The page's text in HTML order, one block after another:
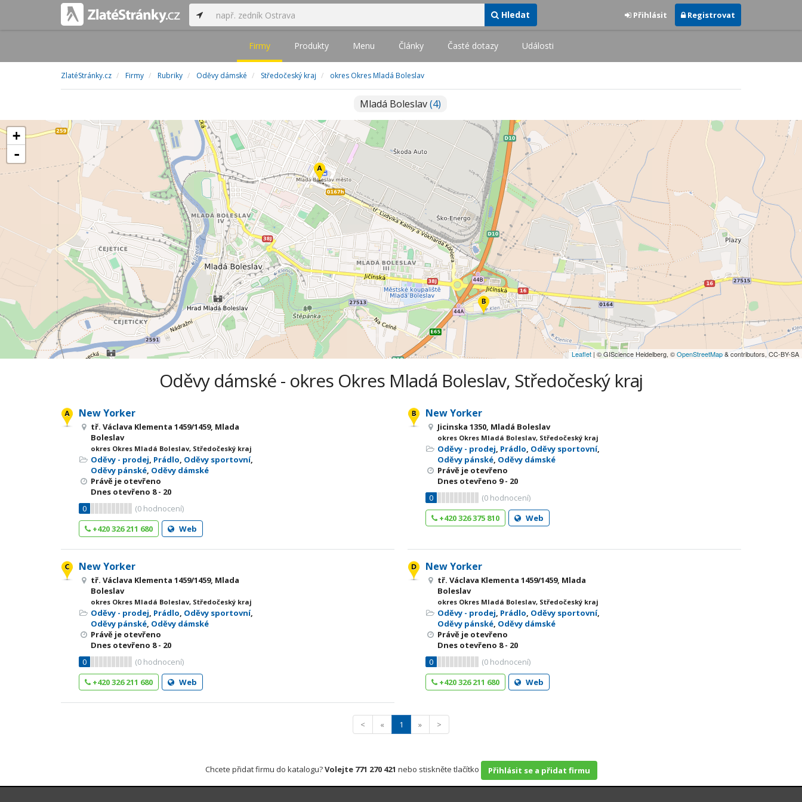
Hledat Přihlásit Registrovat
Firmy Produkty Menu Články Časté dotazy Události
ZlatéStránky.cz Firmy Rubriky Oděvy dámské Středočeský kraj okres Okres Mladá Boleslav
Mladá Boleslav(4)
+
-
Leaflet | © GIScience Heidelberg, ©OpenStreetMap& contributors, CC-BY-SA
Oděvy dámské - okres Okres Mladá Boleslav, Středočeský kraj
New Yorker
tř. Václava Klementa 1459/1459, Mlada
Boleslav
okres Okres Mladá Boleslav, Středočeský kraj
Oděvy - prodej, Prádlo, Oděvy sportovní,
Oděvy pánské, Oděvy dámské
Právě je otevřeno
Dnes otevřeno 8 - 20
0
(0 hodnocení)
+420 326 211 680
Web
New Yorker
Jicinska 1350, Mladá Boleslav
okres Okres Mladá Boleslav, Středočeský kraj
Oděvy - prodej, Prádlo, Oděvy sportovní,
Oděvy pánské, Oděvy dámské
Právě je otevřeno
Dnes otevřeno 9 - 20
0
(0 hodnocení)
+420 326 375 810
Web
New Yorker
tř. Václava Klementa 1459/1459, Mlada
Boleslav
okres Okres Mladá Boleslav, Středočeský kraj
Oděvy - prodej, Prádlo, Oděvy sportovní,
Oděvy pánské, Oděvy dámské
Právě je otevřeno
Dnes otevřeno 8 - 20
0
(0 hodnocení)
+420 326 211 680
Web
New Yorker
tř. Václava Klementa 1459/1459, Mlada
Boleslav
okres Okres Mladá Boleslav, Středočeský kraj
Oděvy - prodej, Prádlo, Oděvy sportovní,
Oděvy pánské, Oděvy dámské
Právě je otevřeno
Dnes otevřeno 8 - 20
0
(0 hodnocení)
+420 326 211 680
Web
< « 1 » >
Chcete přidat firmu do katalogu?Volejte 771 270 421 nebo stiskněte tlačítko Přihlásit se a přidat firmu